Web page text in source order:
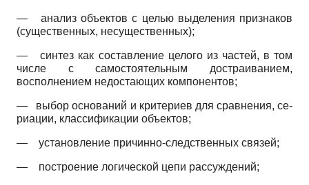
— анализ объектов с целью выделения признаков
(существенных, несущественных);
—синтез как составление целого из частей, в том
числе с самостоятельным достраиванием,
восполнением недостающих компонентов;
— выбор оснований и критериев для сравнения, се-
риации, классификации объектов;
— установление причинно-следственных связей;
— построение логической цепи рассуждений;